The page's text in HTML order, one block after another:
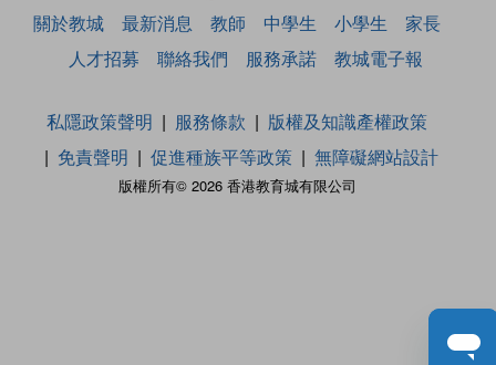
關於教城 最新消息 教師 中學生 小學生
家長
人才招募
聯絡我們 服務承諾 教城電子報
版權所有© 2026 香港教育城有限公司
私隱政策聲明 服務條款
版權及知識產權政策
免責聲明
促進種族平等政策 無障礙網站設計